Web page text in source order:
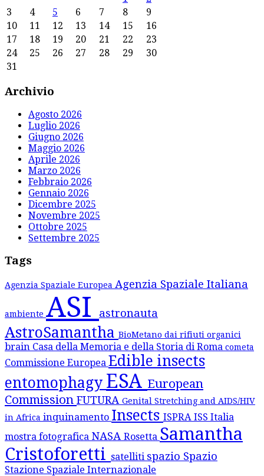
3
4 5 6 7 8
9
10
11 12 13 14 15
16
17
18 19 20 21 22
23
24
25 26 27 28 29
30
31
Archivio
Agosto 2026
Luglio 2026
Giugno 2026
Maggio 2026
Aprile 2026
Marzo 2026
Febbraio 2026
Gennaio 2026
Dicembre 2025
Novembre 2025
Ottobre 2025
Settembre 2025
Tags
Agenzia Spaziale Europea Agenzia Spaziale Italiana
ambiente ASI astronauta
AstroSamantha BioMetano dai rifiuti organici
brain Casa della Memoria e della Storia di Roma cometa
Commissione Europea Edible insects
entomophagy ESA European
Commission FUTURA Genital Stretching and AIDS/HIV
in Africa inquinamento Insects ISPRA ISS Italia
mostra fotografica NASA Rosetta Samantha
Cristoforetti satelliti spazio Spazio
Stazione Spaziale Internazionale